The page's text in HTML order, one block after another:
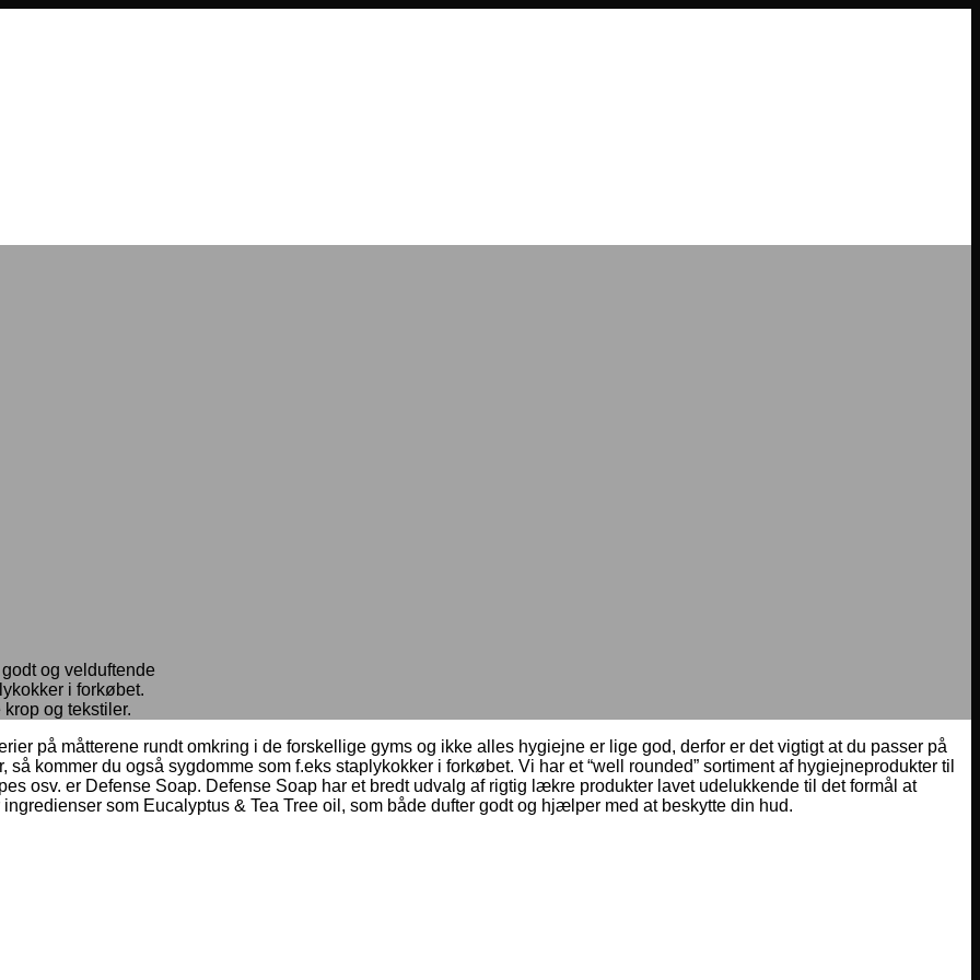
og velduftende
i forkøbet.
og tekstiler.
på måtterene rundt omkring i de forskellige gyms og ikke alles hygiejne er lige god, derfor er det vigtigt at du passer på
kommer du også sygdomme som f.eks staplykokker i forkøbet. Vi har et “well rounded” sortiment af hygiejneprodukter til
osv. er Defense Soap. Defense Soap har et bredt udvalg af rigtig lækre produkter lavet udelukkende til det formål at
som Eucalyptus & Tea Tree oil, som både dufter godt og hjælper med at beskytte din hud.